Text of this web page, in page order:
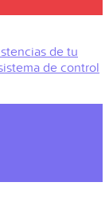
de tu
de control